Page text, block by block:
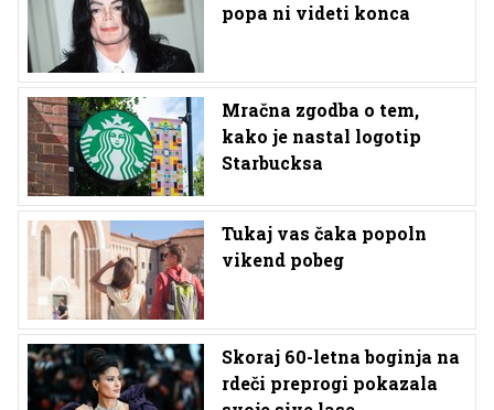
popa ni videti konca
Mračna zgodba o tem,
kako je nastal logotip
Starbucksa
Tukaj vas čaka popoln
vikend pobeg
Skoraj 60-letna boginja na
rdeči preprogi pokazala